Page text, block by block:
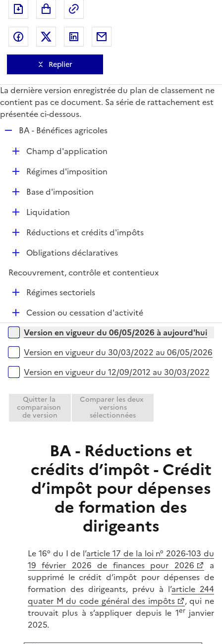
Exporter le document au format pdf
Partager sur Facebook
Partager sur Twitter
Partager sur LinkedIn
Replier
La dernière version enregistrée du plan de classement ne
contient pas ce document. Sa série de rattachement est
présentée ci-dessous.
p
l
i
e
BA - Bénéfices agricoles
DChamp d'application
DRégimes d'imposition
DBase d'imposition
D
e
Liquidation
D
i
Réductions et crédits d'impôts
D
p
r
Obligations déclaratives
Recouvrement, contrôle et contentieux
D
e
Régimes sectoriels
D
é
p
e
Cession ou cessation d'activité
Versions sur la période
Version en vigueur du 06/05/2026 à aujourd'hui
Version en vigueur du 30/03/2022 au 06/05/2026
Version en vigueur du 12/09/2012 au 30/03/2022
Quitter la
comparaison
de version
Comparer les deux
versions
sélectionnées
BA - Réductions et
crédits d’impôt - Crédit
d’impôt pour dépenses
de formation des
dirigeants
Le 16° du I de l’article 17 de la loi n° 2026-103 du
19 février 2026 de finances pour 2026
a
supprimé le crédit d’impôt pour dépenses de
formation des dirigeants, prévu à l’article 244
quater M du code général des impôts
, qui ne
trouvait plus à s’appliquer depuis le 1erjanvier
2025.